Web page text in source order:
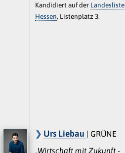
Kandidiert auf der Landesliste
Hessen, Listenplatz 3.
Urs Liebau | GRÜNE
„Wirtschaft mit Zukunft -